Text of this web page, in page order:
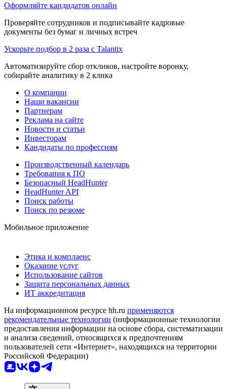
Оформляйте кандидатов онлайн
Проверяйте сотрудников и подписывайте кадровые
документы без бумаг и личных встреч
Ускорьте подбор в 2 раза с Talantix
Автоматизируйте сбор откликов, настройте воронку,
собирайте аналитику в 2 клика
О компании
Наши вакансии
Партнерам
Реклама на сайте
Новости и статьи
Инвесторам
Кандидаты по профессиям
Производственный календарь
Требования к ПО
Безопасный HeadHunter
HeadHunter API
Поиск работы
Поиск по резюме
Мобильное приложение
Этика и комплаенс
Оказание услуг
Использование сайтов
Защита персональных данных
ИТ аккредитация
На информационном ресурсе hh.ru применяются
рекомендательные технологии (информационные технологии
предоставления информации на основе сбора, систематизации
и анализа сведений, относящихся к предпочтениям
пользователей сети «Интернет», находящихся на территории
Российской Федерации)